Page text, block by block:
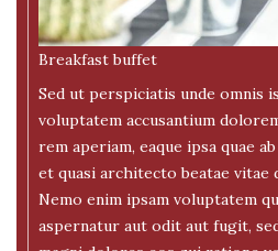
Breakfast buffet
Sed ut perspiciatis unde omnis
voluptatem accusantium
rem aperiam, eaque ipsa quae
et quasi architecto beatae vitae
Nemo enim ipsam voluptatem
aspernatur aut odit aut fugit,